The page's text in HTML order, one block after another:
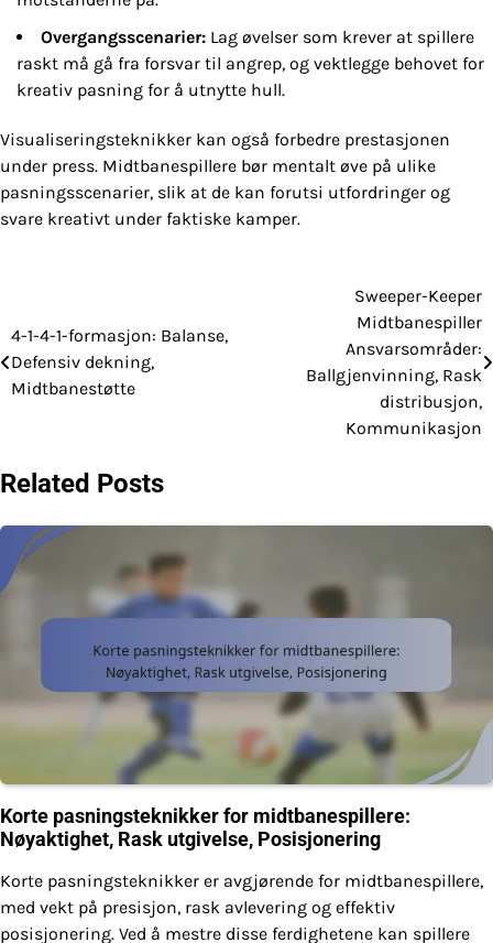
Overgangsscenarier: Lag øvelser som krever at spillere
raskt må gå fra forsvar til angrep, og vektlegge behovet for
kreativ pasning for å utnytte hull.
Visualiseringsteknikker kan også forbedre prestasjonen
under press. Midtbanespillere bør mentalt øve på ulike
pasningsscenarier, slik at de kan forutsi utfordringer og
svare kreativt under faktiske kamper.
navigation
4-1-4-1-formasjon: Balanse,
Defensiv dekning,
Midtbanestøtte
Sweeper-Keeper
Midtbanespiller
Ansvarsområder:
Ballgjenvinning, Rask
distribusjon,
Kommunikasjon
Related Posts
Korte pasningsteknikker for midtbanespillere:
Nøyaktighet, Rask utgivelse, Posisjonering
Korte pasningsteknikker er avgjørende for midtbanespillere,
med vekt på presisjon, rask avlevering og effektiv
posisjonering. Ved å mestre disse ferdighetene kan spillere